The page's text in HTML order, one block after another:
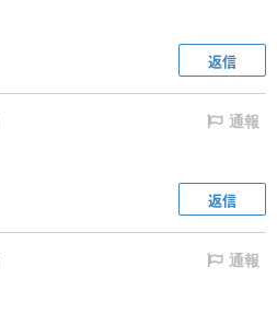
返信
通報
返信
通報